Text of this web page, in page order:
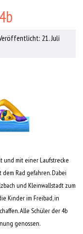
21. Juli
und mit einer Laufstrecke
Rad gefahren. Dabei
und Kleinwallstadt zum
Kinder im Freibad, in
Alle Schüler der 4b
genossen.